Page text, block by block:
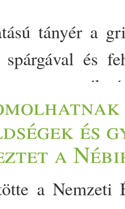
tányér a
és
ezt az
mutatós
Egyszerre
jegyek
és a
és
a
a Nemzeti